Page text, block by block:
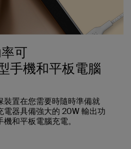
可
手機和平板電腦
裝置在您需要時隨時準備就
電器具備強大的 20W 輸出功
和平板電腦充電。